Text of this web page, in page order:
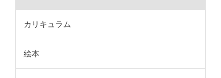
カリキュラム
絵本